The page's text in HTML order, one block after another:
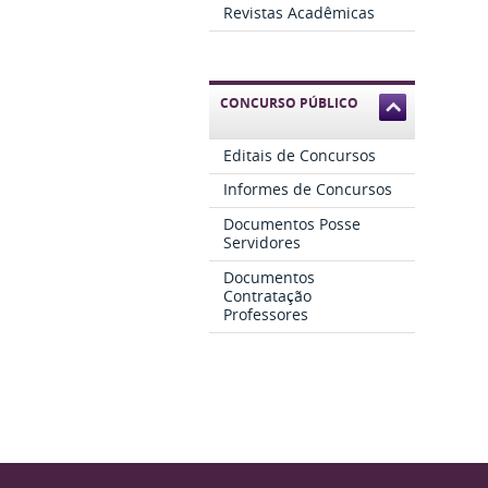
Revistas Acadêmicas
CONCURSO PÚBLICO
Editais de Concursos
Informes de Concursos
Documentos Posse
Servidores
Documentos
Contratação
Professores